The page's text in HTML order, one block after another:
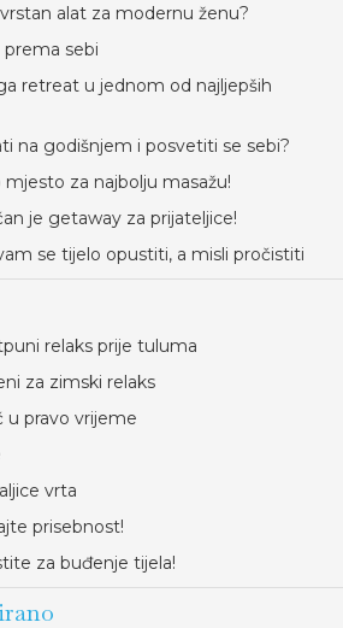
alat za modernu ženu?
sebi
retreat u jednom od najljepših
na godišnjem i posvetiti se sebi?
mjesto za najbolju masažu!
je getaway za prijateljice!
se tijelo opustiti, a misli pročistiti
relaks prije tuluma
za zimski relaks
u pravo vrijeme
vrta
prisebnost!
za buđenje tijela!